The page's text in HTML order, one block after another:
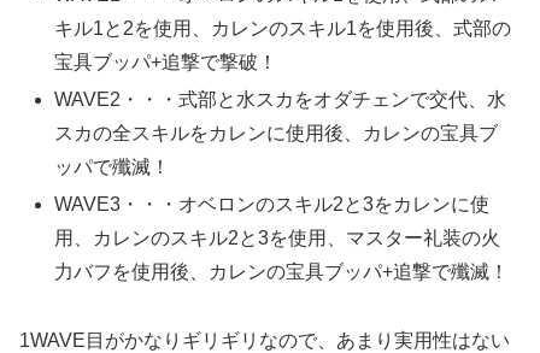
キル1と2を使用、カレンのスキル1を使用後、式部の
宝具ブッパ+追撃で撃破！
WAVE2・・・式部と水スカをオダチェンで交代、水
スカの全スキルをカレンに使用後、カレンの宝具ブ
ッパで殲滅！
WAVE3・・・オベロンのスキル2と3をカレンに使
用、カレンのスキル2と3を使用、マスター礼装の火
力バフを使用後、カレンの宝具ブッパ+追撃で殲滅！
1WAVE目がかなりギリギリなので、あまり実用性はない